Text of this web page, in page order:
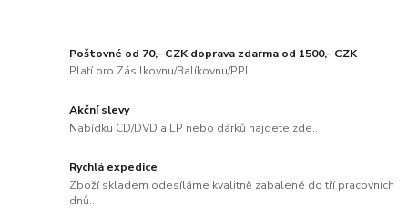
Poštovné od 70,- CZK doprava zdarma od 1500,- CZK
Platí pro Zásilkovnu/Balíkovnu/PPL.
Akční slevy
Nabídku CD/DVD a LP nebo dárků najdete zde..
Rychlá expedice
Zboží skladem odesíláme kvalitně zabalené do tří pracovních
dnů..